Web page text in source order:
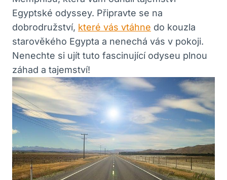
Egyptské odyssey. Připravte se na
dobrodružství, které vás vtáhne do kouzla
starověkého Egypta a nenechá vás v pokoji.
Nenechte si ujít tuto fascinující odyseu plnou
záhad a tajemství!